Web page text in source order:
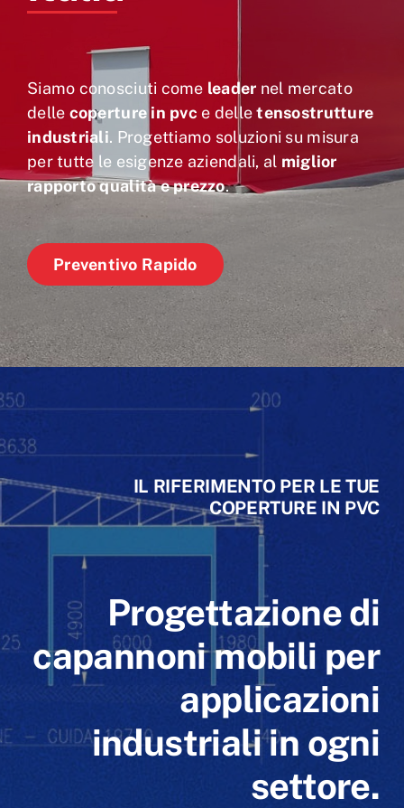
Siamo conosciuti come leader nel mercato
delle coperture in pvc e delletensostrutture
industriali. Progettiamo soluzioni su misura
per tutte le esigenze aziendali, al miglior
rapporto qualità e prezzo.
Preventivo Rapido
IL RIFERIMENTO PER LE TUE
COPERTURE IN PVC
Progettazione di
capannoni mobili per
applicazioni
industriali in ogni
settore.